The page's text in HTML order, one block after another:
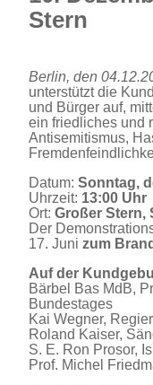
Stern
Berlin, den
unterstützt die
und Bürger auf,
ein friedliches und
Antisemitismus,
Datum: Sonntag,
Uhrzeit: 13:00 Uhr
Ort: Großer Stern,
Der
17. Juni zum
Auf der
Bärbel Bas MdB,
Bundestages
Kai Wegner,
Roland Kaiser,
S. E. Ron Prosor,
Prof. Michel